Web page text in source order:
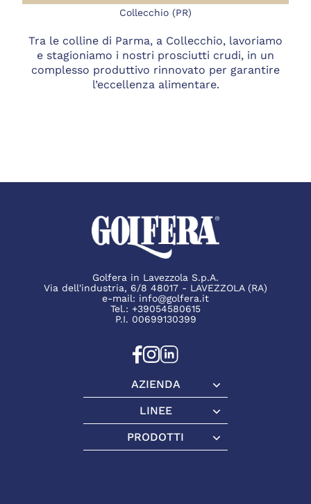
Collecchio (PR)
Tra le colline di Parma, a Collecchio, lavoriamo
e stagioniamo i nostri prosciutti crudi, in un
complesso produttivo rinnovato per garantire
l’eccellenza alimentare.
Golfera in Lavezzola S.p.A.
Via dell'industria, 6/8 48017 - LAVEZZOLA (RA)
e-mail: info@golfera.it
Tel.: +39054580615
P.I. 00699130399
AZIENDA
Azienda
LINEE
Linee
PRODOTTI
Prodotti